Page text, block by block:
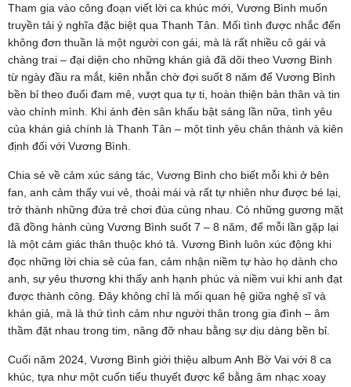
Tham gia vào công đoạn viết lời ca khúc mới, Vương Bình muốn
truyền tải ý nghĩa đặc biệt qua Thanh Tân. Mối tình được nhắc đến
không đơn thuần là một người con gái, mà là rất nhiều cô gái và
chàng trai – đại diện cho những khán giả đã dõi theo Vương Bình
từ ngày đầu ra mắt, kiên nhẫn chờ đợi suốt 8 năm để Vương Bình
bền bỉ theo đuổi đam mê, vượt qua tự ti, hoàn thiện bản thân và tin
vào chính mình. Khi ánh đèn sân khấu bật sáng lần nữa, tình yêu
của khán giả chính là Thanh Tân – một tình yêu chân thành và kiên
định đối với Vương Bình.
Chia sẻ về cảm xúc sáng tác, Vương Bình cho biết mỗi khi ở bên
fan, anh cảm thấy vui vẻ, thoải mái và rất tự nhiên như được bé lại,
trở thành những đứa trẻ chơi đùa cùng nhau. Có những gương mặt
đã đồng hành cùng Vương Bình suốt 7 – 8 năm, để mỗi lần gặp lại
là một cảm giác thân thuộc khó tả. Vương Bình luôn xúc động khi
đọc những lời chia sẻ của fan, cảm nhận niềm tự hào họ dành cho
anh, sự yêu thương khi thấy anh hạnh phúc và niềm vui khi anh đạt
được thành công. Đây không chỉ là mối quan hệ giữa nghệ sĩ và
khán giả, mà là thứ tình cảm như người thân trong gia đình – âm
thầm đặt nhau trong tim, nâng đỡ nhau bằng sự dịu dàng bền bỉ.
Cuối năm 2024, Vương Bình giới thiệu album Anh Bờ Vai với 8 ca
khúc, tựa như một cuốn tiểu thuyết được kể bằng âm nhạc xoay